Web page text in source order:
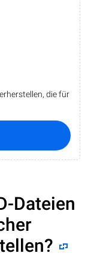
die für
Dateien